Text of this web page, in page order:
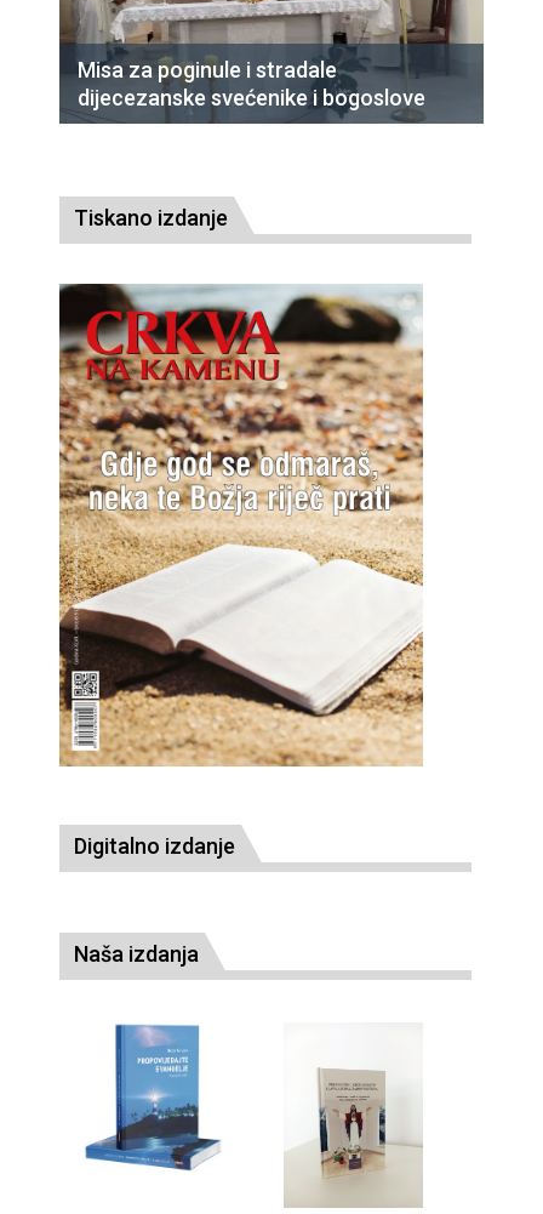
Misa za poginule i stradale
dijecezanske svećenike i bogoslove
Tiskano izdanje
Digitalno izdanje
Naša izdanja